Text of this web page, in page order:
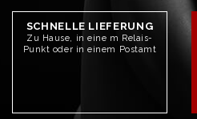
SCHNELLE LIEFERUNG
Zu Hause, in eine m Relais-
Punkt oder in einem Postamt